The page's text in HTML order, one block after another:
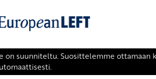
Vasemmistopuolueen jäsen.
left.org
left.org/manifesto/